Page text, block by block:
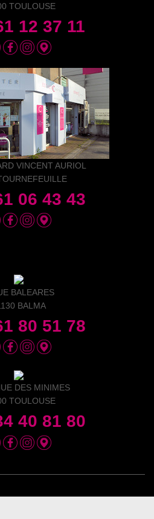
TOULOUSE
12 37 11
VINCENT AURIOL
06 43 43
BALEARES
BALMA
80 51 78
DES MINIMES
TOULOUSE
40 81 80
parThemeIsle